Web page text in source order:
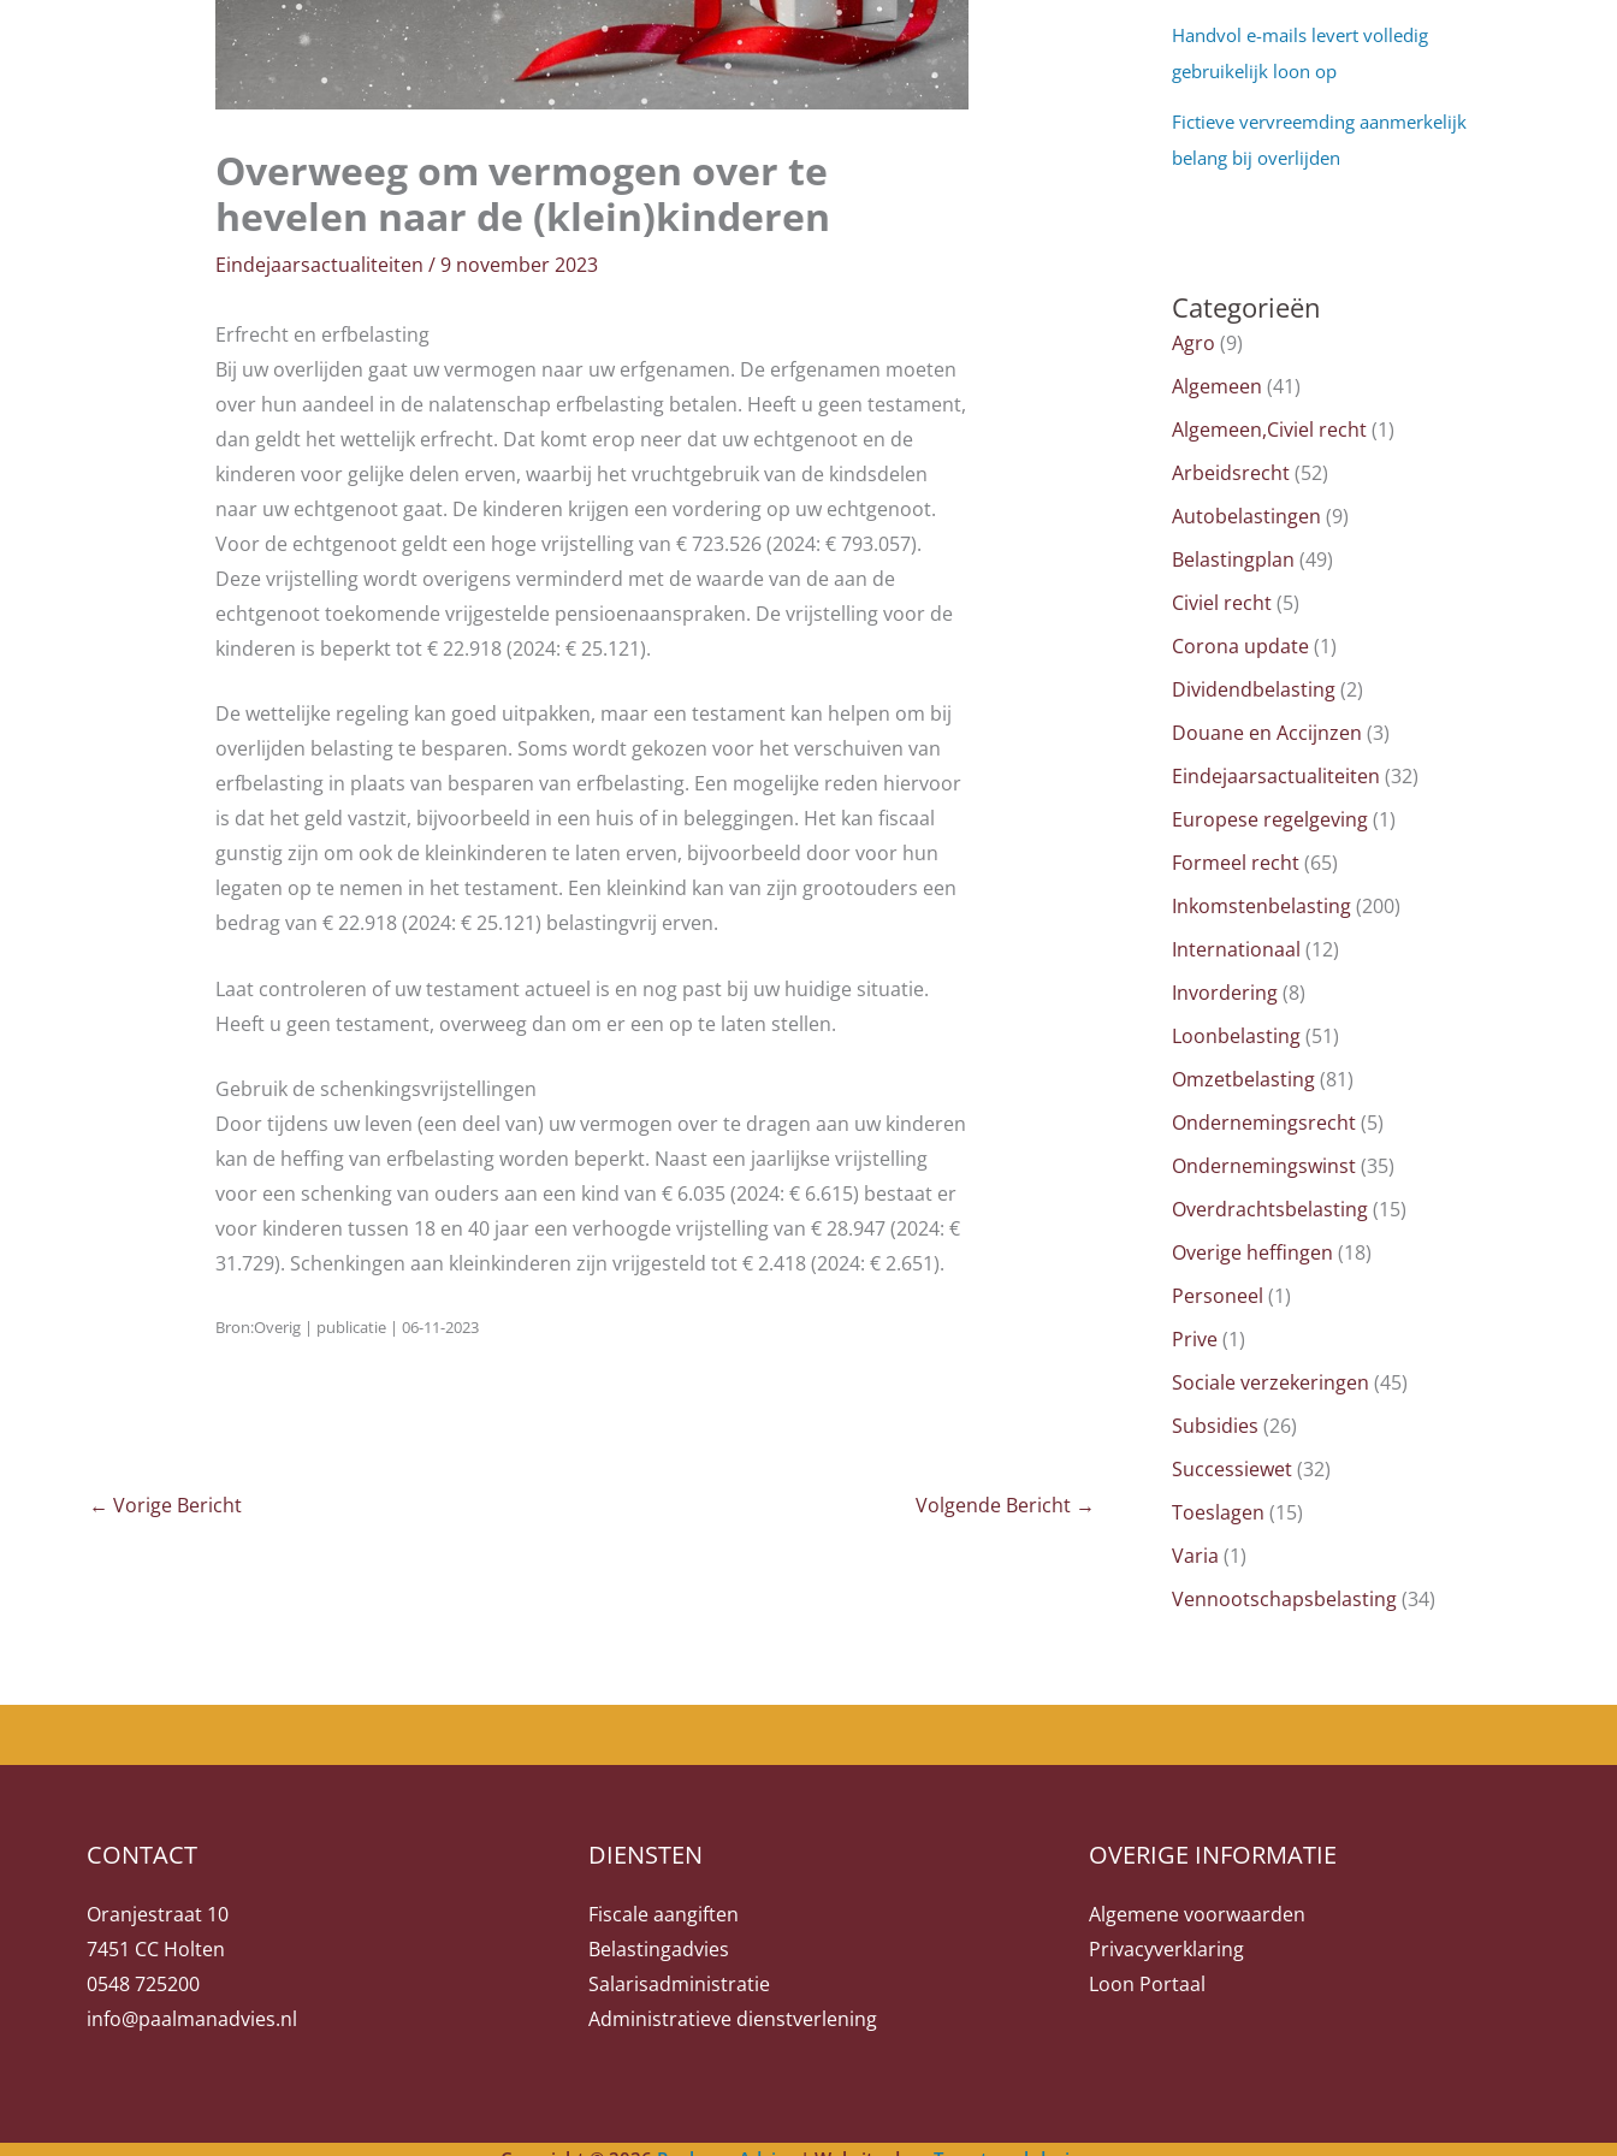
Overweeg om vermogen over te
hevelen naar de (klein)kinderen
Eindejaarsactualiteiten /9 november 2023
Erfrecht en erfbelasting
Bij uw overlijden gaat uw vermogen naar uw erfgenamen. De erfgenamen moeten
over hun aandeel in de nalatenschap erfbelasting betalen. Heeft u geen testament,
dan geldt het wettelijk erfrecht. Dat komt erop neer dat uw echtgenoot en de
kinderen voor gelijke delen erven, waarbij het vruchtgebruik van de kindsdelen
naar uw echtgenoot gaat. De kinderen krijgen een vordering op uw echtgenoot.
Voor de echtgenoot geldt een hoge vrijstelling van € 723.526 (2024: € 793.057).
Deze vrijstelling wordt overigens verminderd met de waarde van de aan de
echtgenoot toekomende vrijgestelde pensioenaanspraken. De vrijstelling voor de
kinderen is beperkt tot € 22.918 (2024: € 25.121).
De wettelijke regeling kan goed uitpakken, maar een testament kan helpen om bij
overlijden belasting te besparen. Soms wordt gekozen voor het verschuiven van
erfbelasting in plaats van besparen van erfbelasting. Een mogelijke reden hiervoor
is dat het geld vastzit, bijvoorbeeld in een huis of in beleggingen. Het kan fiscaal
gunstig zijn om ook de kleinkinderen te laten erven, bijvoorbeeld door voor hun
legaten op te nemen in het testament. Een kleinkind kan van zijn grootouders een
bedrag van € 22.918 (2024: € 25.121) belastingvrij erven.
Laat controleren of uw testament actueel is en nog past bij uw huidige situatie.
Heeft u geen testament, overweeg dan om er een op te laten stellen.
Gebruik de schenkingsvrijstellingen
Door tijdens uw leven (een deel van) uw vermogen over te dragen aan uw kinderen
kan de heffing van erfbelasting worden beperkt. Naast een jaarlijkse vrijstelling
voor een schenking van ouders aan een kind van € 6.035 (2024: € 6.615) bestaat er
voor kinderen tussen 18 en 40 jaar een verhoogde vrijstelling van € 28.947 (2024: €
31.729). Schenkingen aan kleinkinderen zijn vrijgesteld tot € 2.418 (2024: € 2.651).
Bron:Overig | publicatie | 06-11-2023
← Vorige Bericht Volgende Bericht →
Handvol e-mails levert volledig
gebruikelijk loon op
Fictieve vervreemding aanmerkelijk
belang bij overlijden
Categorieën
Agro (9)
Algemeen (41)
Algemeen,Civiel recht(1)
Arbeidsrecht(52)
Autobelastingen (9)
Belastingplan (49)
Civiel recht(5)
Corona update(1)
Dividendbelasting(2)
Douane en Accijnzen (3)
Eindejaarsactualiteiten (32)
Europese regelgeving(1)
Formeel recht(65)
Inkomstenbelasting(200)
Internationaal (12)
Invordering(8)
Loonbelasting(51)
Omzetbelasting(81)
Ondernemingsrecht(5)
Ondernemingswinst(35)
Overdrachtsbelasting(15)
Overige heffingen (18)
Personeel (1)
Prive(1)
Sociale verzekeringen (45)
Subsidies (26)
Successiewet(32)
Toeslagen (15)
Varia (1)
Vennootschapsbelasting(34)
CONTACT
Oranjestraat 10
7451 CC Holten
0548 725200
info@paalmanadvies.nl
DIENSTEN
Fiscale aangiften
Belastingadvies
Salarisadministratie
Administratieve dienstverlening
OVERIGE INFORMATIE
Algemene voorwaarden
Privacyverklaring
Loon Portaal